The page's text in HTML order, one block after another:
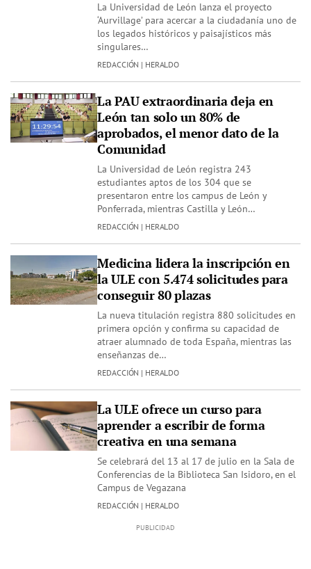
La Universidad de León lanza el proyecto
‘Aurvillage’ para acercar a la ciudadanía uno de
los legados históricos y paisajísticos más
singulares…
REDACCIÓN | HERALDO
La PAU extraordinaria deja en
León tan solo un 80% de
aprobados, el menor dato de la
Comunidad
La Universidad de León registra 243
estudiantes aptos de los 304 que se
presentaron entre los campus de León y
Ponferrada, mientras Castilla y León…
REDACCIÓN | HERALDO
Medicina lidera la inscripción en
la ULE con 5.474 solicitudes para
conseguir 80 plazas
La nueva titulación registra 880 solicitudes en
primera opción y confirma su capacidad de
atraer alumnado de toda España, mientras las
enseñanzas de…
REDACCIÓN | HERALDO
La ULE ofrece un curso para
aprender a escribir de forma
creativa en una semana
Se celebrará del 13 al 17 de julio en la Sala de
Conferencias de la Biblioteca San Isidoro, en el
Campus de Vegazana
REDACCIÓN | HERALDO